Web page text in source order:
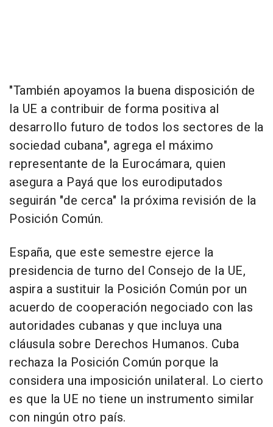
"También apoyamos la buena disposición de
la UE a contribuir de forma positiva al
desarrollo futuro de todos los sectores de la
sociedad cubana", agrega el máximo
representante de la Eurocámara, quien
asegura a Payá que los eurodiputados
seguirán "de cerca" la próxima revisión de la
Posición Común.
España, que este semestre ejerce la
presidencia de turno del Consejo de la UE,
aspira a sustituir la Posición Común por un
acuerdo de cooperación negociado con las
autoridades cubanas y que incluya una
cláusula sobre Derechos Humanos. Cuba
rechaza la Posición Común porque la
considera una imposición unilateral. Lo cierto
es que la UE no tiene un instrumento similar
con ningún otro país.